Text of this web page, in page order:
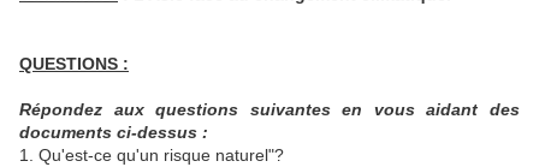
QUESTIONS :
Répondez aux questions suivantes en vous aidant des
documents ci-dessus :
1. Qu'est-ce qu'un risque naturel"?